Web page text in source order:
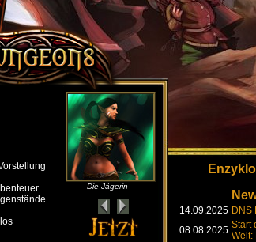
Die Jägerin
14.09.2025 DNS
08.08.2025 Start
Welt: